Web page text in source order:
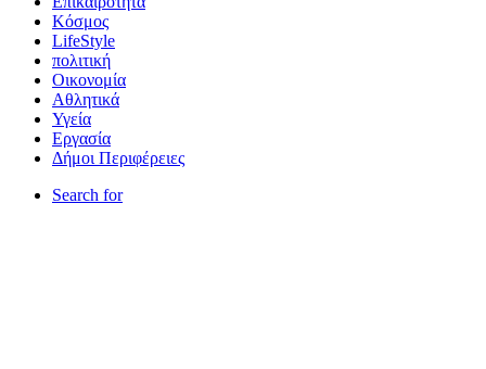
Κόσμος
LifeStyle
πολιτική
Οικονομία
Αθλητικά
Υγεία
Εργασία
Δήμοι Περιφέρειες
Search for